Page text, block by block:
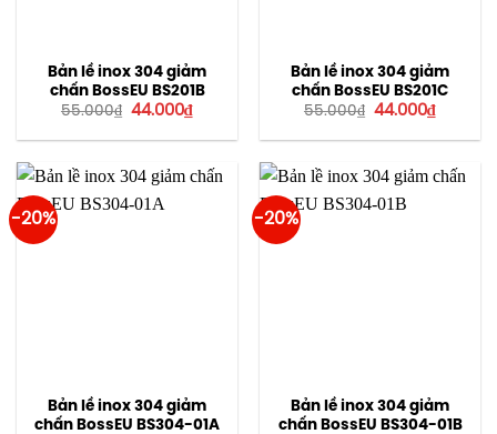
Bản lề inox 304 giảm
chấn BossEU BS201B
55.000₫ Giá
là:
44.000₫Giá
tại
44.000₫.
Bản lề inox 304 giảm
chấn BossEU BS201C
55.000₫ Giá
là:
44.000₫Giá
tại
-20%
Bản lề inox 304 giảm
chấn BossEU BS304-01A
-20%
Bản lề inox 304 giảm
chấn BossEU BS304-01B